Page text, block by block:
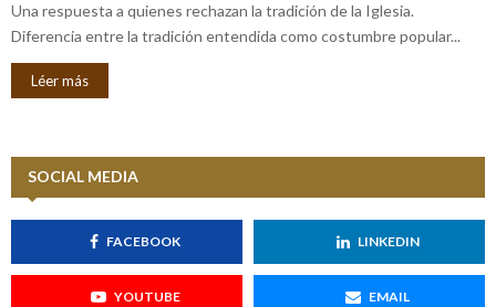
Una respuesta a quienes rechazan la tradición de la Iglesia.
Diferencia entre la tradición entendida como costumbre popular...
Léer más
SOCIAL MEDIA
FACEBOOK LINKEDIN
YOUTUBE EMAIL